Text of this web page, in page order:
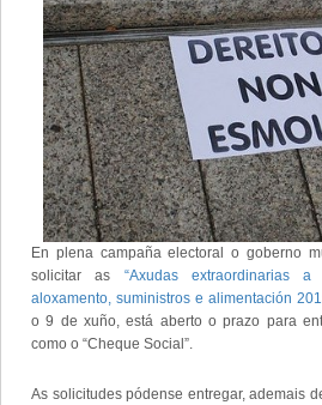
En plena campaña electoral o goberno
solicitar as “Axudas extraordinarias
aloxamento, suministros e alimentación
o 9 de xuño, está aberto o prazo para
como o “Cheque Social”.
As solicitudes pódense entregar, ademais